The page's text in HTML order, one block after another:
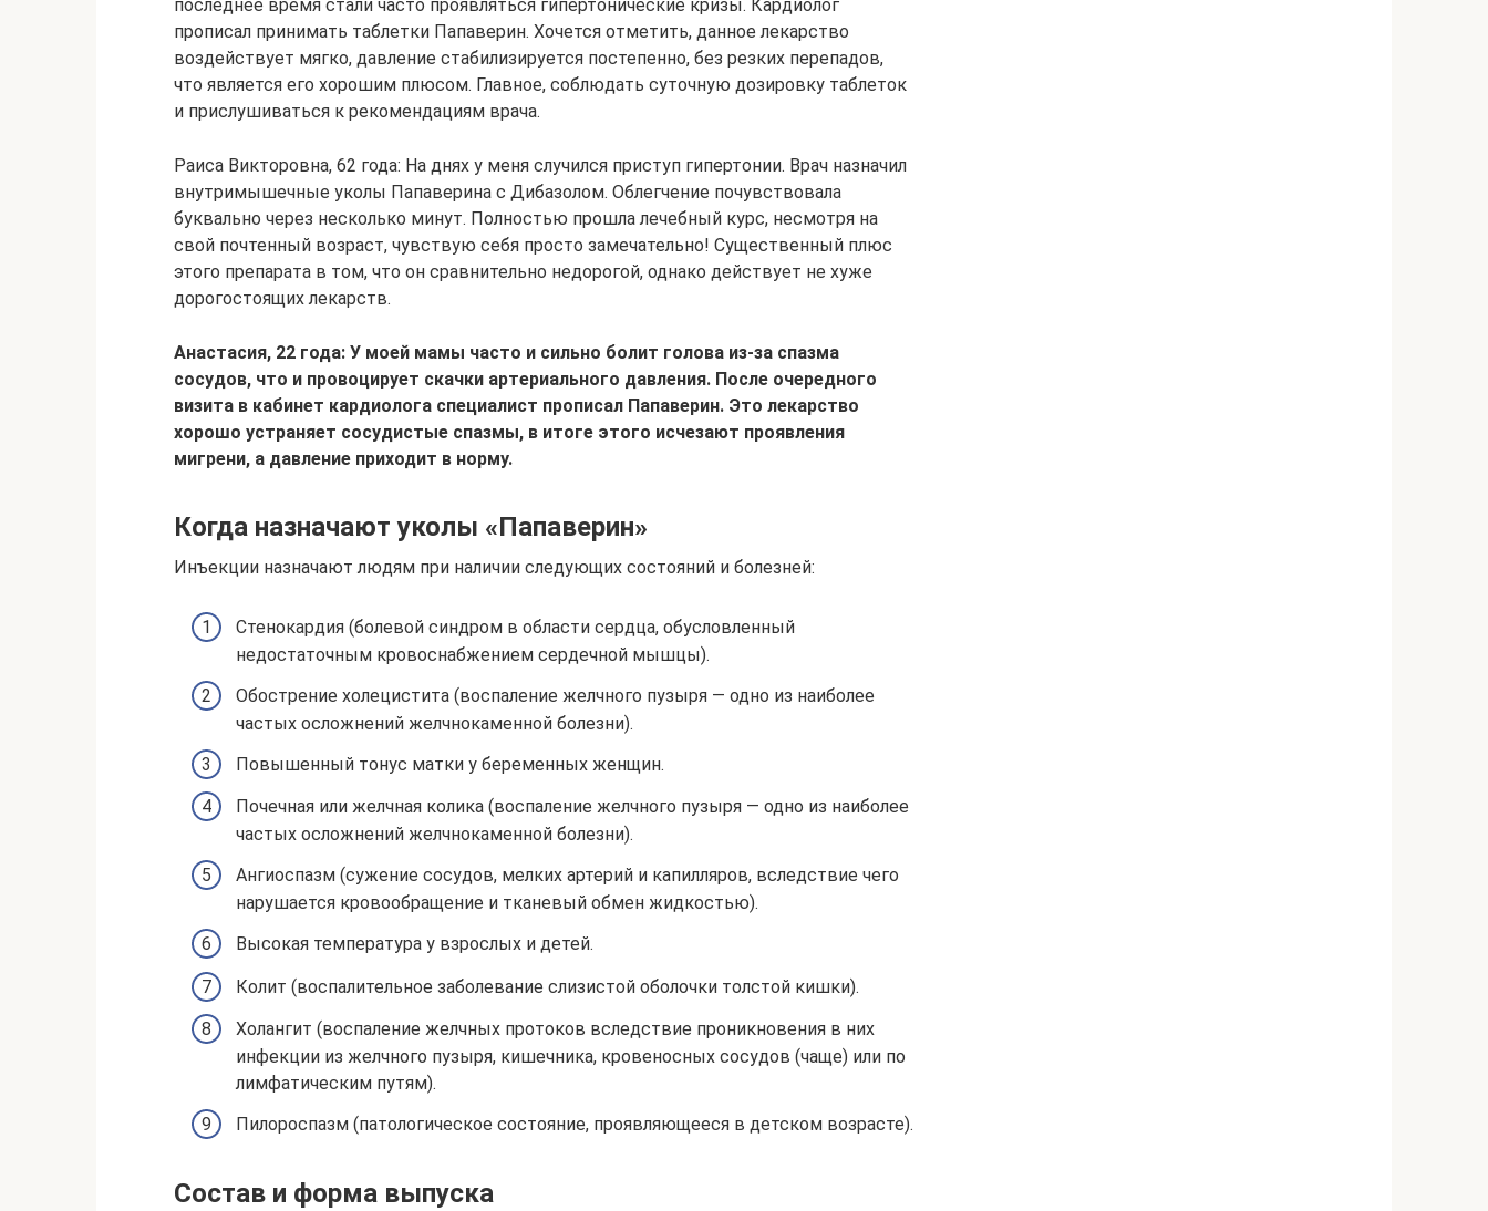
последнее время стали часто проявляться гипертонические кризы. Кардиолог
прописал принимать таблетки Папаверин. Хочется отметить, данное лекарство
воздействует мягко, давление стабилизируется постепенно, без резких перепадов,
что является его хорошим плюсом. Главное, соблюдать суточную дозировку таблеток
и прислушиваться к рекомендациям врача.
Раиса Викторовна, 62 года: На днях у меня случился приступ гипертонии. Врач назначил
внутримышечные уколы Папаверина с Дибазолом. Облегчение почувствовала
буквально через несколько минут. Полностью прошла лечебный курс, несмотря на
свой почтенный возраст, чувствую себя просто замечательно! Существенный плюс
этого препарата в том, что он сравнительно недорогой, однако действует не хуже
дорогостоящих лекарств.
Анастасия, 22 года: У моей мамы часто и сильно болит голова из-за спазма
сосудов, что и провоцирует скачки артериального давления. После очередного
визита в кабинет кардиолога специалист прописал Папаверин. Это лекарство
хорошо устраняет сосудистые спазмы, в итоге этого исчезают проявления
мигрени, а давление приходит в норму.
Когда назначают уколы «Папаверин»
Инъекции назначают людям при наличии следующих состояний и болезней:
Стенокардия (болевой синдром в области сердца, обусловленный
недостаточным кровоснабжением сердечной мышцы).
Обострение холецистита (воспаление желчного пузыря — одно из наиболее
частых осложнений желчнокаменной болезни).
Повышенный тонус матки у беременных женщин.
Почечная или желчная колика (воспаление желчного пузыря — одно из наиболее
частых осложнений желчнокаменной болезни).
Ангиоспазм (сужение сосудов, мелких артерий и капилляров, вследствие чего
нарушается кровообращение и тканевый обмен жидкостью).
Высокая температура у взрослых и детей.
Колит (воспалительное заболевание слизистой оболочки толстой кишки).
Холангит (воспаление желчных протоков вследствие проникновения в них
инфекции из желчного пузыря, кишечника, кровеносных сосудов (чаще) или по
лимфатическим путям).
Пилороспазм (патологическое состояние, проявляющееся в детском возрасте).
Состав и форма выпуска